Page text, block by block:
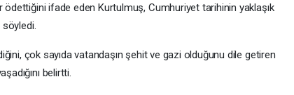
ödettiğini ifade eden Kurtulmuş, Cumhuriyet tarihinin yaklaşık
söyledi.
çok sayıda vatandaşın şehit ve gazi olduğunu dile getiren
belirtti.